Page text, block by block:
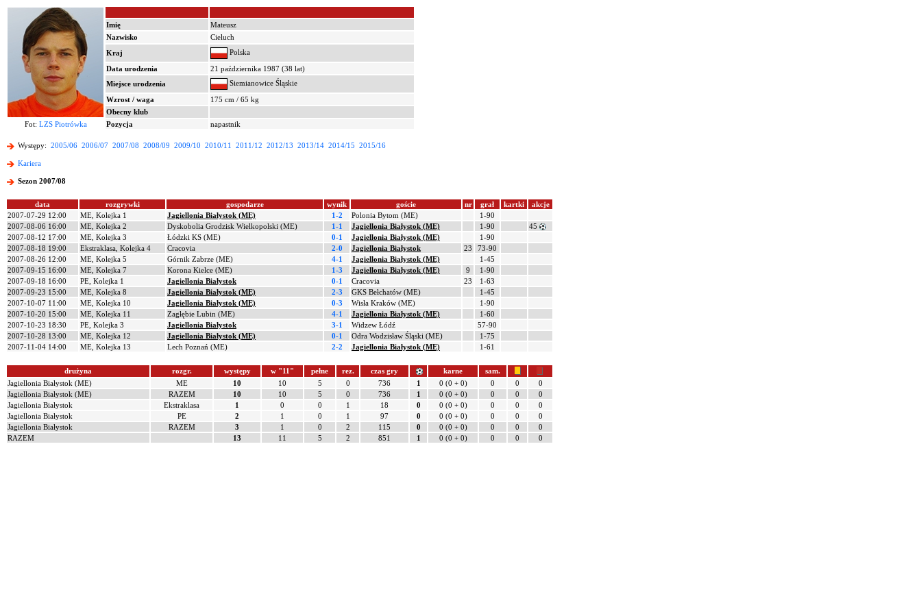
Imię
Mateusz
Nazwisko
Cieluch
Kraj
Polska
Data urodzenia
21 października 1987 (38 lat)
Miejsce urodzenia
Siemianowice Śląskie
Wzrost / waga
175 cm / 65 kg
Obecny klub
Fot: LZS Piotrówka Pozycja napastnik
Występy: 2005/06 2006/07 2007/08 2008/09 2009/10 2010/11 2011/12 2012/13 2013/14 2014/15 2015/16
Kariera
Sezon 2007/08
data rozgrywki gospodarze wynik goście nr grał kartki
akcje
2007-07-29 12:00
ME, Kolejka 1 Jagiellonia Białystok (ME) 1-2 Polonia Bytom (ME)
1-90
2007-08-06 16:00
ME, Kolejka 2 Dyskobolia Grodzisk Wielkopolski (ME) 1-1 Jagiellonia Białystok (ME) 1-90
45
2007-08-12 17:00
ME, Kolejka 3 Łódzki KS (ME) 0-1 Jagiellonia Białystok (ME)
1-90
2007-08-18 19:00
Ekstraklasa, Kolejka 4 Cracovia 2-0 Jagiellonia Białystok 23
73-90
2007-08-26 12:00
ME, Kolejka 5 Górnik Zabrze (ME) 4-1 Jagiellonia Białystok (ME)
1-45
2007-09-15 16:00
ME, Kolejka 7 Korona Kielce (ME) 1-3 Jagiellonia Białystok (ME) 9
1-90
2007-09-18 16:00
PE, Kolejka 1 Jagiellonia Białystok 0-1 Cracovia 23
1-63
2007-09-23 15:00
ME, Kolejka 8 Jagiellonia Białystok (ME) 2-3 GKS Bełchatów (ME)
1-45
2007-10-07 11:00
ME, Kolejka 10 Jagiellonia Białystok (ME) 0-3 Wisła Kraków (ME)
1-90
2007-10-20 15:00
ME, Kolejka 11 Zagłębie Lubin (ME) 4-1 Jagiellonia Białystok (ME)
1-60
2007-10-23 18:30
PE, Kolejka 3 Jagiellonia Białystok 3-1 Widzew Łódź
57-90
2007-10-28 13:00
ME, Kolejka 12 Jagiellonia Białystok (ME) 0-1 Odra Wodzisław Śląski (ME)
1-75
2007-11-04 14:00
ME, Kolejka 13 Lech Poznań (ME) 2-2 Jagiellonia Białystok (ME) 1-61
drużyna rozgr. występy w "11" pełne rez. czas gry karne
sam.
Jagiellonia Białystok (ME)
ME 10 10 5 0 736 1 0 (0 + 0) 0 0
0
Jagiellonia Białystok (ME)
RAZEM 10 10 5 0 736 1 0 (0 + 0) 0 0
0
Jagiellonia Białystok
Ekstraklasa 1 0 0 1 18 0 0 (0 + 0) 0 0
0
Jagiellonia Białystok
PE 2 1 0 1 97 0 0 (0 + 0) 0 0
0
Jagiellonia Białystok
RAZEM 3 1 0 2 115 0 0 (0 + 0) 0 0
0
RAZEM
13 11 5 2 851 1 0 (0 + 0) 0 0 0